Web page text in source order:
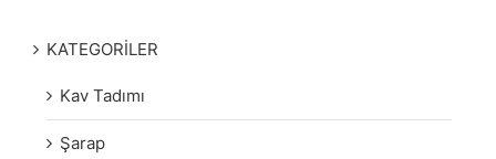
KATEGORİLER
Kav Tadımı
Şarap